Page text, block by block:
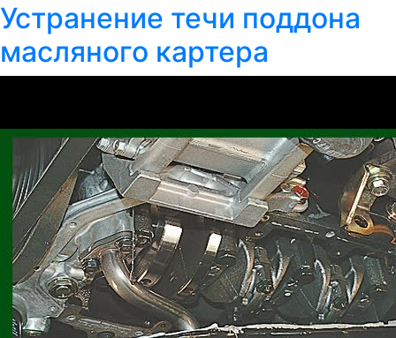
Устранение течи поддона
масляного картера